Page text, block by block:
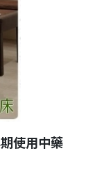
使用中藥